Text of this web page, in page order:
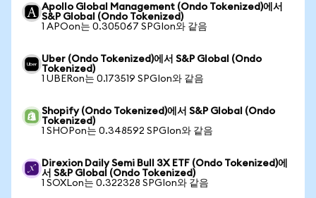
Apollo Global Management (Ondo Tokenized)에서
S&P Global (Ondo Tokenized)
1 APOon는 0.305067 SPGIon와 같음
Uber (Ondo Tokenized)에서 S&P Global (Ondo
Tokenized)
1 UBERon는 0.173519 SPGIon와 같음
Shopify (Ondo Tokenized)에서 S&P Global (Ondo
Tokenized)
1 SHOPon는 0.348592 SPGIon와 같음
Direxion Daily Semi Bull 3X ETF (Ondo Tokenized)에
서 S&P Global (Ondo Tokenized)
1 SOXLon는 0.322328 SPGIon와 같음